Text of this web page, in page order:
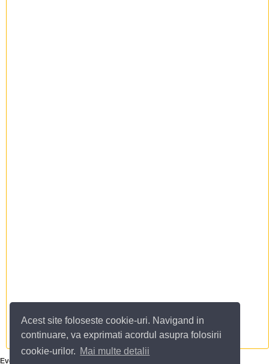
Acest site foloseste cookie-uri. Navigand in
continuare, va exprimati acordul asupra folosirii
cookie-urilor. Mai multe detalii
Evenimente si sarbatori traditionale in